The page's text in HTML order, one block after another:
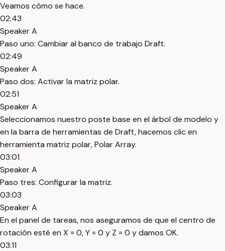
Veamos cómo se hace.
02:43
Speaker A
Paso uno: Cambiar al banco de trabajo Draft.
02:49
Speaker A
Paso dos: Activar la matriz polar.
02:51
Speaker A
Seleccionamos nuestro poste base en el árbol de modelo y
en la barra de herramientas de Draft, hacemos clic en
herramienta matriz polar, Polar Array.
03:01
Speaker A
Paso tres: Configurar la matriz.
03:03
Speaker A
En el panel de tareas, nos aseguramos de que el centro de
rotación esté en X = 0, Y = 0 y Z = 0 y damos OK.
03:11